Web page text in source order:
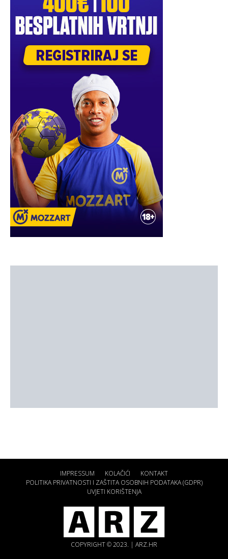
IMPRESSUM KOLAČIĆI
KONTAKT
POLITIKA PRIVATNOSTI I ZAŠTITA OSOBNIH PODATAKA (GDPR)
UVJETI KORIŠTENJA
COPYRIGHT © 2023. | ARZ.HR